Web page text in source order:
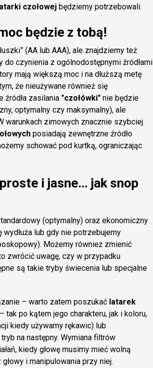
czołowej będziemy potrzebowali.
będzie z tobą!
(AA lub AAA), ale znajdziemy też
czynienia z ogólnodostępnymi źródłami
mają większą moc i na dłuższą metę
że nieużywane również się
źródła zasilania "czołówki" nie będzie
optymalny czy maksymalny), ale
warunkach zimowych znacznie szybciej
posiadają zewnętrzne źródło
schować pod kurtką, ograniczając
i jasne… jak snop
(optymalny) oraz ekonomiczny
lub gdy nie potrzebujemy
Możemy również zmienić
zwrócić uwagę, czy w przypadku
są takie tryby świecenia lub specjalne
– warto zatem poszukać latarek
tak po kątem jego charakteru, jak i koloru,
kiedy używamy rękawic) lub
na następny. Wymiana filtrów
kiedy głowę musimy mieć wolną
głowy i manipulowania przy niej.